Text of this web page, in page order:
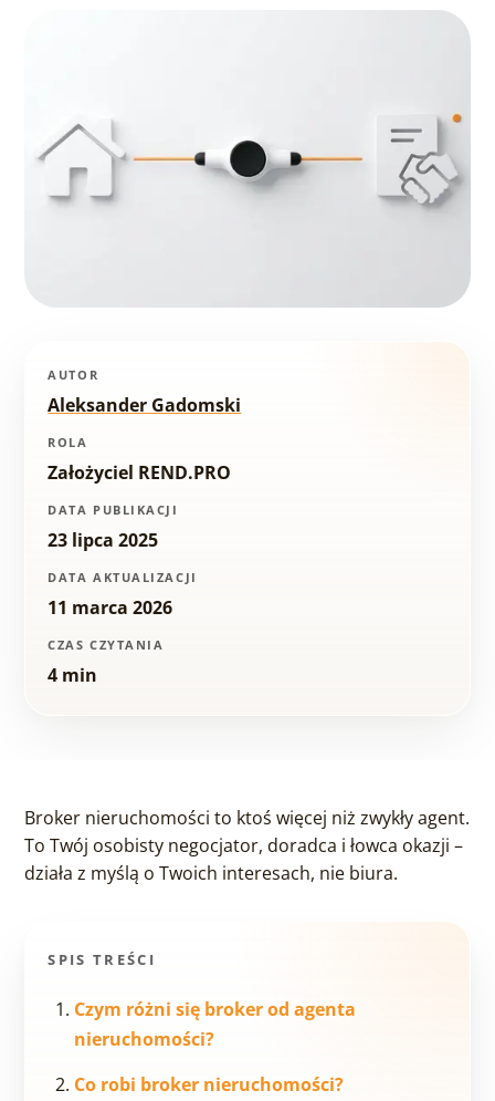
AUTOR
Aleksander Gadomski
ROLA
Założyciel REND.PRO
DATA PUBLIKACJI
23 lipca 2025
DATA AKTUALIZACJI
11 marca 2026
CZAS CZYTANIA
4 min
Broker nieruchomości to ktoś więcej niż zwykły agent.
To Twój osobisty negocjator, doradca i łowca okazji –
działa z myślą o Twoich interesach, nie biura.
SPIS TREŚCI
Czym różni się broker od agenta
nieruchomości?
Co robi broker nieruchomości?